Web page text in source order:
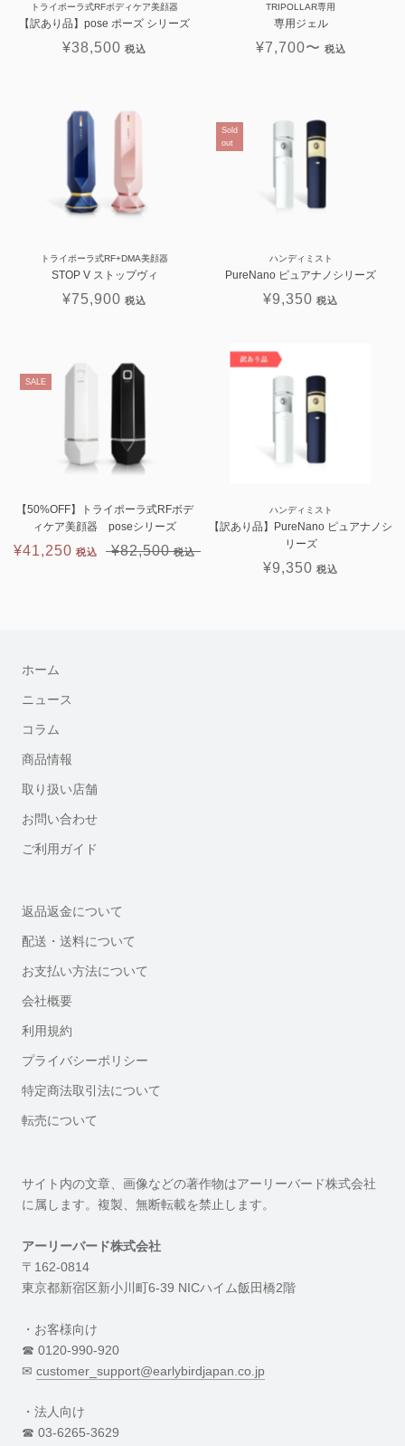
トライポーラ式RFボディケア美顔器
【訳あり品】pose ポーズ シリーズ
¥38,500
TRIPOLLAR専用
専用ジェル
¥7,700〜
トライポーラ式RF+DMA美顔器
STOP V ストップヴィ
¥75,900
Sold
out
ハンディミスト
PureNano ピュアナノシリーズ
¥9,350
SALE
【50%OFF】トライポーラ式RFボデ
ィケア美顔器 poseシリーズ
¥41,250 ¥82,500
ハンディミスト
【訳あり品】PureNano ピュアナノシ
リーズ
¥9,350
ホーム
ニュース
コラム
商品情報
取り扱い店舗
お問い合わせ
ご利用ガイド
返品返金について
配送・送料について
お支払い方法について
会社概要
利用規約
プライバシーポリシー
特定商法取引法について
転売について
サイト内の文章、画像などの著作物はアーリーバード株式会社
に属します。複製、無断転載を禁止します。
アーリーバード株式会社
〒162-0814
東京都新宿区新小川町6-39 NICハイム飯田橋2階
・お客様向け
☎︎ 0120-990-920
✉︎ customer_support@earlybirdjapan.co.jp
・法人向け
☎︎ 03-6265-3629